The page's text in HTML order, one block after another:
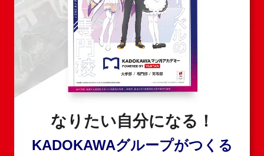
なりたい自分になる！
KADOKAWAグループがつくる